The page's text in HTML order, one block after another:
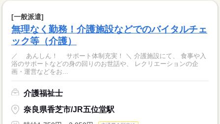
[一般派遣]
無理なく勤務！介護施設などでのバイタルチェ
ック等（介護）
／ あんしん！ サポート体制充実！ ＼ 介護施設にて、 食事や入
浴のサポートなどの身の回りのお世話や、 レクリエーションの企
画・運営などをお...
介護福祉士
奈良県香芝市/JR五位堂駅